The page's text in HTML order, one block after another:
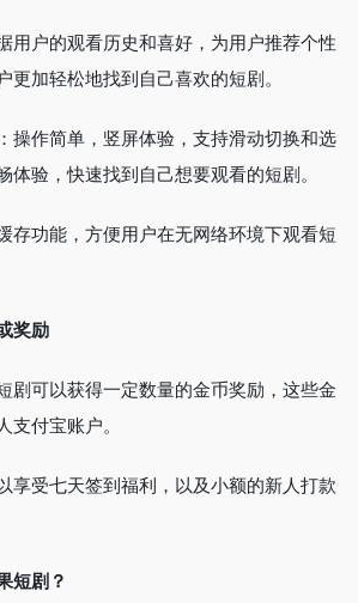
用户的观看历史和喜好，为用户推荐个性
更加轻松地找到自己喜欢的短剧。
操作简单，竖屏体验，支持滑动切换和选
体验，快速找到自己想要观看的短剧。
存功能，方便用户在无网络环境下观看短
奖励
剧可以获得一定数量的金币奖励，这些金
支付宝账户。
享受七天签到福利，以及小额的新人打款
短剧？